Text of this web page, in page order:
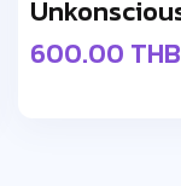
600.00 THB